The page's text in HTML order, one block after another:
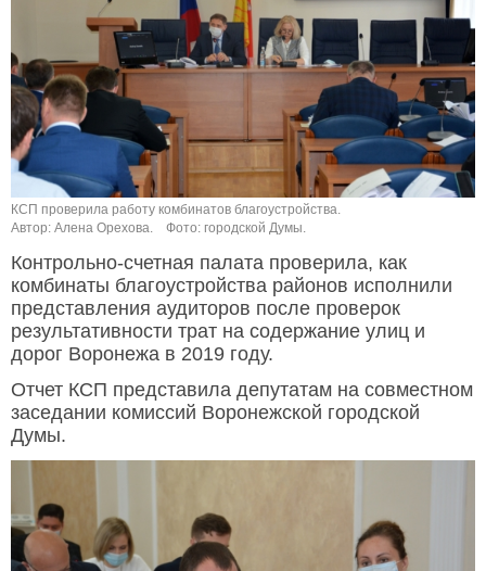
КСП проверила работу комбинатов благоустройства.
Автор: Алена Орехова.
Фото: городской Думы.
Контрольно-счетная палата проверила, как
комбинаты благоустройства районов исполнили
представления аудиторов после проверок
результативности трат на содержание улиц и
дорог Воронежа в 2019 году.
Отчет КСП представила депутатам на совместном
заседании комиссий Воронежской городской
Думы.